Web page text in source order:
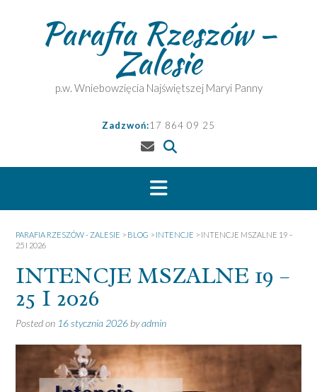
Parafia Rzeszów –
Zalesie
p.w. Wniebowzięcia Najświętszej Maryi Panny
Zadzwoń:17 864 09 25
PARAFIA RZESZÓW - ZALESIE > BLOG > INTENCJE > INTENCJE MSZALNE 19 –
25 I 2026
INTENCJE MSZALNE 19 –
25 I 2026
Posted on 16 stycznia 2026 byadmin